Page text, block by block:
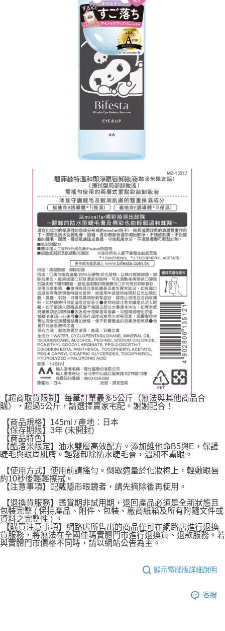
【超商取貨限制】每筆訂單最多5公斤（無法與其他商品合
購），超過5公斤，請選擇賣家宅配。謝謝配合！
【商品規格】145ml / 產地：日本
【保存期限】3年 (未開封)
【商品特色】
【酷洛米限定】油水雙層高效配方。添加維他命B5與E，保護
睫毛與眼周肌膚。輕鬆卸除防水睫毛膏，溫和不熏眼。
【使用方式】使用前請搖勻。倒取適量於化妝棉上，輕敷眼唇
約10秒後輕輕擦拭。
【注意事項】配戴隱形眼鏡者，請先摘除後再使用。
【退換貨服務】鑑賞期非試用期，退回產品必須是全新狀態且
包裝完整 ( 保持產品、附件、包裝、廠商紙箱及所有附隨文件或
資料之完整性 ) 。
【購買注意事項】網路店所售出的商品僅可在網路店進行退換
貨服務，將無法在全國佳瑪實體門市進行退換貨、退款服務。若
與實體門市價格不同時，請以網站公告為主。
顯示電腦版詳細說明
客服